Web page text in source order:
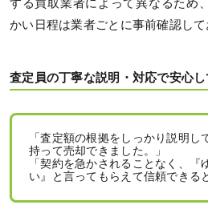
する買取業者によって異なるため
かい日程は業者ごとに事前確認して
査定員の丁寧な説明・対応で安心
「査定額の根拠をしっかり説明し
持って売却できました。」
「契約を急かされることなく、『
い』と言ってもらえて信頼できる